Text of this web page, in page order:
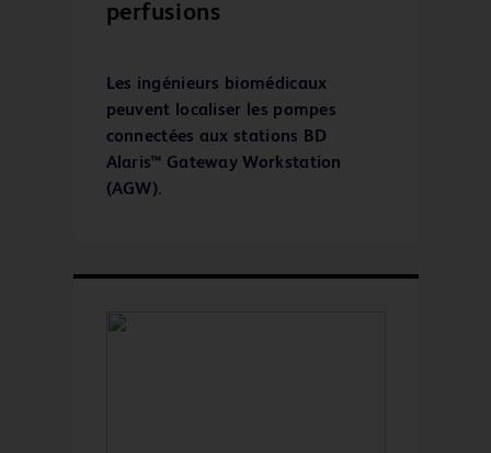
perfusions
Les ingénieurs biomédicaux
peuvent localiser les pompes
connectées aux stations BD
Alaris™ Gateway Workstation
(AGW).